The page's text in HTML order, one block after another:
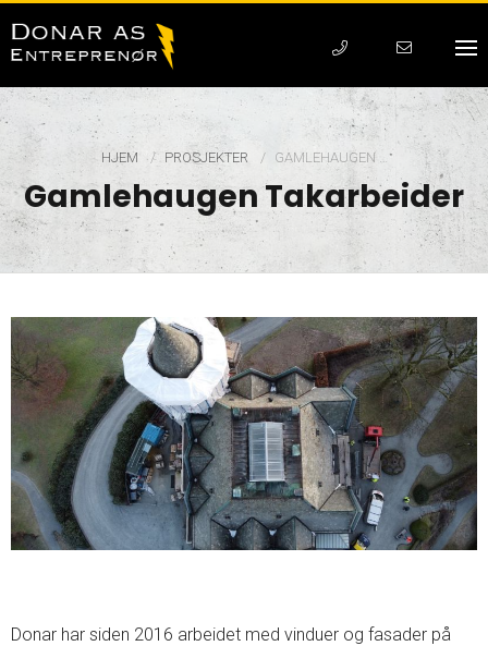
HJEM PROSJEKTER CURRENT:
GAMLEHAUGEN …
Gamlehaugen Takarbeider
Donar har siden 2016 arbeidet med vinduer og fasader på